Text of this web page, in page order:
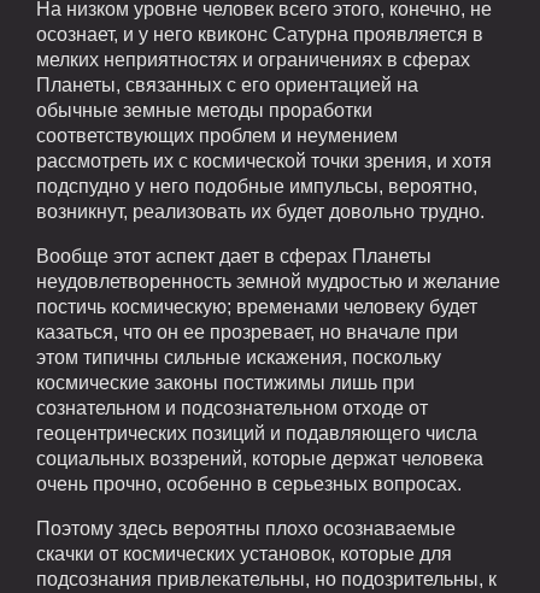
На низком уровне человек всего этого, конечно, не
осознает, и у него квиконс Сатурна проявляется в
мелких неприятностях и ограничениях в сферах
Планеты, связанных с его ориентацией на
обычные земные методы проработки
соответствующих проблем и неумением
рассмотреть их с космической точки зрения, и хотя
подспудно у него подобные импульсы, вероятно,
возникнут, реализовать их будет довольно трудно.
Вообще этот аспект дает в сферах Планеты
неудовлетворенность земной мудростью и желание
постичь космическую; временами человеку будет
казаться, что он ее прозревает, но вначале при
этом типичны сильные искажения, поскольку
космические законы постижимы лишь при
сознательном и подсознательном отходе от
геоцентрических позиций и подавляющего числа
социальных воззрений, которые держат человека
очень прочно, особенно в серьезных вопросах.
Поэтому здесь вероятны плохо осознаваемые
скачки от космических установок, которые для
подсознания привлекательны, но подозрительны, к